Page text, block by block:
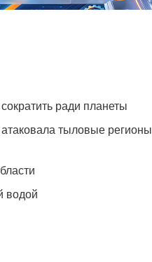
ради планеты
тыловые регионы
водой